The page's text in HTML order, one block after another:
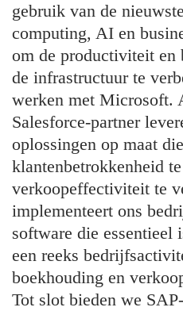
gebruik van de
computing, AI en
om de productiviteit en
de infrastructuur te
werken met Microsoft.
Salesforce-partner
oplossingen op maat
klantenbetrokkenheid
verkoopeffectiviteit te
implementeert ons
software die essentieel
een reeks
boekhouding en
Tot slot bieden we SAP-